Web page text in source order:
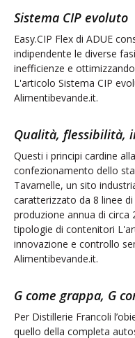
Qualità, flessibilità,
Questi i principi cardine
confezionamento dello
Tavarnelle, un sito
caratterizzato da 8 linee
produzione annua di circa
innovazione e controllo
Alimentibevande.it.
G come grappa, G
Per Distillerie Francoli
quello della completa
per l’ambiente ha ispirato
prodotto. Il legame con la
l’innovazione tecnologica
Alimentibevande.it.
Sistema CIP evoluto